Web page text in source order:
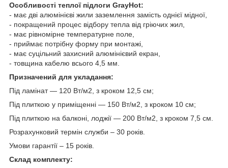
Особливості теплої підлоги GrayHot:
- має дві алюмінієві жили заземлення замість однієї мідної,
- покращений процес відбору тепла від гріючих жил,
- має рівномірне температурне поле,
- приймає потрібну форму при монтажі,
- має суцільний захисний алюмінієвий екран,
- товщина кабелю всього 4,5 мм.
Призначений для укладання:
Під ламінат — 120 Вт/м2, з кроком 12,5 см;
Під плиткою у приміщенні — 150 Вт/м2, з кроком 10 см;
Під плиткою на балконі, лоджії — 200 Вт/м2, з кроком 7,5 см.
Розрахунковий термін служби – 30 років.
Умови гарантії – 15 років.
Склад комплекту: